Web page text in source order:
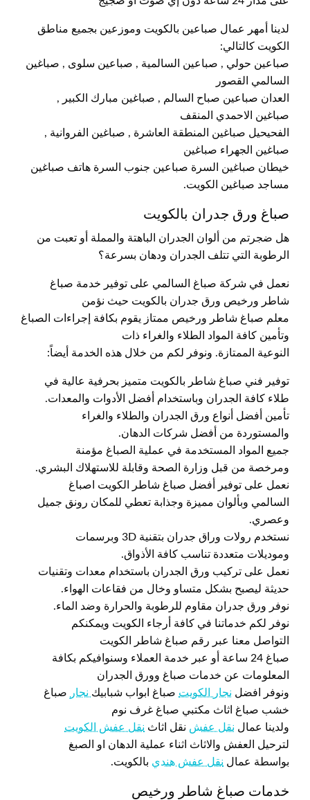
لدينا أمهر عمال صباعين بالكويت وموزعين بجميع مناطق
الكويت كالتالي:
صباعين حولي , صباعين السالمية , صباعين سلوى , صباغين
السالمي القصور
العدان صباعين صباح السالم , صباغين مبارك الكبير ,
صباغين الاحمدي المنقف
الفحيحيل صباغين المنطقة العاشرة , صباغين الفروانية ,
صباغين الجهراء صباغين
خيطان صباغين السرة صباعين جنوب السرة هاتف صباغين
مساجد صباغين الكويت.
صباغ ورق جدران بالكويت
هل ضجرتم من ألوان الجدران الباهتة والمملة أو تعبت من
الرطوبة التي تتلف الجدران ودهان بسرعة؟
نعمل في شركة صباغ السالمي على توفير خدمة صباغ
شاطر ورخيص ورق جدران بالكويت حيث نؤمن
معلم صباغ شاطر ورخيص ممتاز يقوم بكافة إجراءات الصباغ
وتأمين كافة المواد الطلاء والغراء ذات
النوعية الممتازة. ونوفر لكم من خلال هذه الخدمة أيضاً:
توفير فني صباغ شاطر بالكويت متميز بحرفية عالية في
طلاء كافة الجدران وباستخدام أفضل الأدوات والمعدات.
تأمين أفضل أنواع ورق الجدران والطلاء والغراء
والمستوردة من أفضل شركات الدهان.
جميع المواد المستخدمة في عملية الصباغ مؤمنة
ومرخصة من قبل وزارة الصحة وقابلة للاستهلاك البشري.
نعمل على توفير أفضل صباغ شاطر الكويت اصباغ
السالمي وبألوان مميزة وجذابة تعطي للمكان رونق جميل
وعصري.
نستخدم رولات وراق جدران بتقنية 3D وبرسمات
وموديلات متعددة تناسب كافة الأذواق.
نعمل على تركيب ورق الجدران باستخدام معدات وتقنيات
حديثة ليصبح بشكل متساو وخال من فقاعات الهواء.
نوفر ورق جدران مقاوم للرطوبة والحرارة وضد الماء.
نوفر لكم خدماتنا في كافة أرجاء الكويت ويمكنكم
التواصل معنا عبر رقم صباغ شاطر الكويت
صباغ 24 ساعة أو عبر خدمة العملاء وسنوافيكم بكافة
المعلومات عن خدمات صباغ وورق الجدران
ونوفر افضل نجار الكويت صباغ ابواب شبابيك نجار
صباغ
خشب صباغ اثاث مكتبي صباغ غرف نوم
ولدينا عمال نقل عفش نقل اثاث نقل عفش الكويت
لترحيل العفش والاثاث اثناء عملية الدهان او الصبغ
بواسطة عمال نقل عفش هندي بالكويت.
خدمات صباغ شاطر ورخيص